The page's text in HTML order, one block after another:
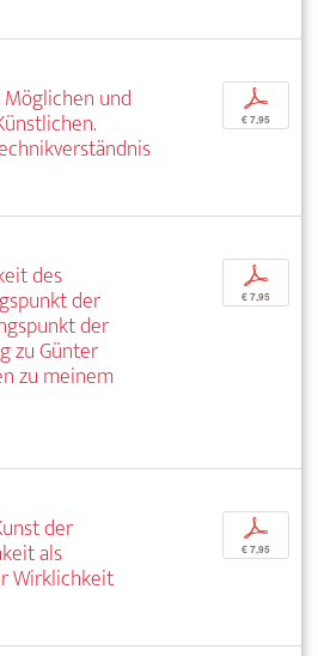
Möglichen und
p
€ 7,95
des
der
der
zu Günter
zu meinem
p
€ 7,95
der
als
Wirklichkeit
p
€ 7,95